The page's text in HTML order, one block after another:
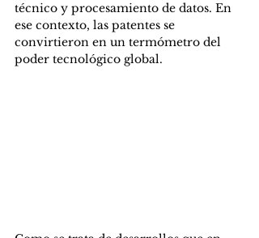
técnico y procesamiento de datos. En
ese contexto, las patentes se
convirtieron en un termómetro del
poder tecnológico global.